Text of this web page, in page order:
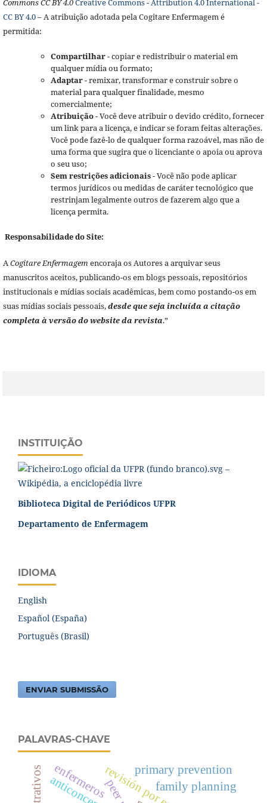
Commons CC BY 4.0Creative Commons - Attribution 4.0 International -
CC BY 4.0– A atribuição adotada pela Cogitare Enfermagem é
permitida:
Compartilhar- copiar e redistribuir o material em
qualquer mídia ou formato;
Adaptar- remixar, transformar e construir sobre o
material para qualquer finalidade, mesmo
comercialmente;
Atribuição- Você deve atribuir o devido crédito, fornecer
um link para a licença, e indicar se foram feitas alterações.
Você pode fazê-lo de qualquer forma razoável, mas não de
uma forma que sugira que o licenciante o apoia ou aprova
o seu uso;
Sem restrições adicionais- Você não pode aplicar
termos jurídicos ou medidas de caráter tecnológico que
restrinjam legalmente outros de fazerem algo que a
licença permita.
Responsabilidade do Site:
ACogitare Enfermagemencoraja os Autores a arquivar seus
manuscritos aceitos, publicando-os em blogs pessoais, repositórios
institucionais e mídias sociais acadêmicas, bem como postando-os em
suas mídias sociais pessoais,desde que seja incluída a citação
completa à versão do website da revista.”
INSTITUIÇÃO
Biblioteca Digital de Periódicos UFPR
Departamento de Enfermagem
IDIOMA
English
Español (España)
Português (Brasil)
ENVIAR SUBMISSÃO
PALAVRAS-CHAVE
family planning
enfermeros primary prevention